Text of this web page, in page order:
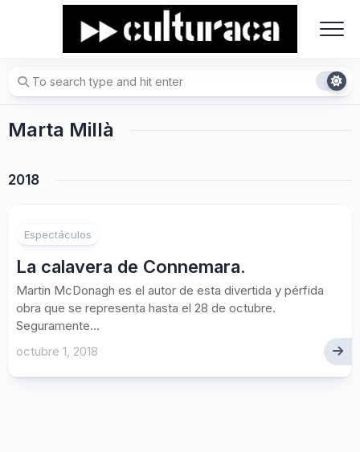
Marta Millà
2018
Espectáculos
La calavera de Connemara.
Martin McDonagh es el autor de esta divertida y pérfida
obra que se representa hasta el 28 de octubre.
Seguramente...
octubre 1, 2018